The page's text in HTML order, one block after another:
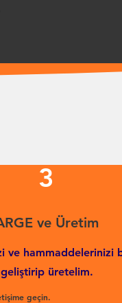
3
ve Üretim
geçin.
ve hammaddelerinizi
geliştirip üretelim.